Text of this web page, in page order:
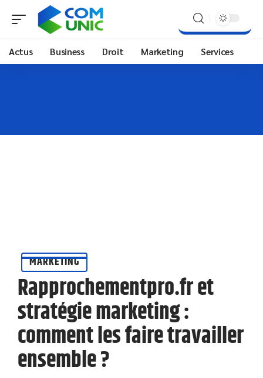
Actus Business Droit Marketing Services
MARKETING
Rapprochementpro.fr et
stratégie marketing :
comment les faire travailler
ensemble ?